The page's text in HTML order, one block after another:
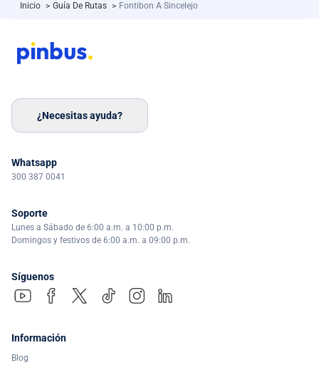
Inicio > Guía De Rutas > Fontibon A Sincelejo
¿Necesitas ayuda?
Whatsapp
300 387 0041
Soporte
Lunes a Sábado de 6:00 a.m. a 10:00 p.m.
Domingos y festivos de 6:00 a.m. a 09:00 p.m.
Síguenos
Información
Blog